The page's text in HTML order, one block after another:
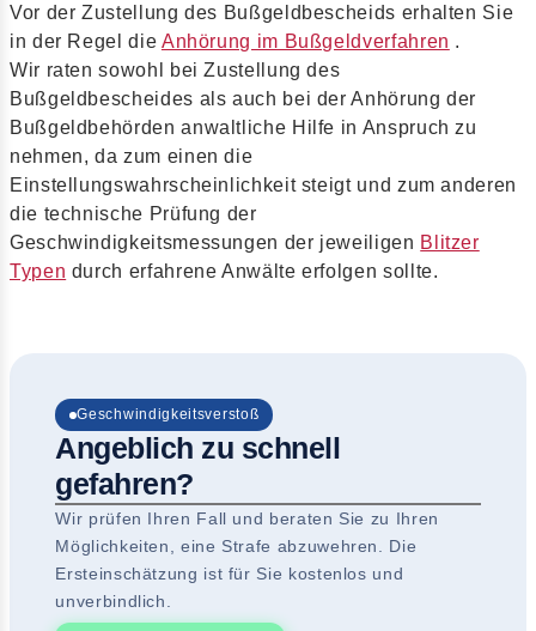
Vor der Zustellung des Bußgeldbescheids erhalten Sie
in der Regel die Anhörung im Bußgeldverfahren .
Wir raten sowohl bei Zustellung des
Bußgeldbescheides als auch bei der Anhörung der
Bußgeldbehörden anwaltliche Hilfe in Anspruch zu
nehmen, da zum einen die
Einstellungswahrscheinlichkeit steigt und zum anderen
die technische Prüfung der
Geschwindigkeitsmessungen der jeweiligen Blitzer
Typen durch erfahrene Anwälte erfolgen sollte.
Geschwindigkeitsverstoß
Angeblich zu schnell
gefahren?
Wir prüfen Ihren Fall und beraten Sie zu Ihren
Möglichkeiten, eine Strafe abzuwehren. Die
Ersteinschätzung ist für Sie kostenlos und
unverbindlich.